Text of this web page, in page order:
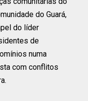
do Guará,
do líder
de
numa
com conflitos